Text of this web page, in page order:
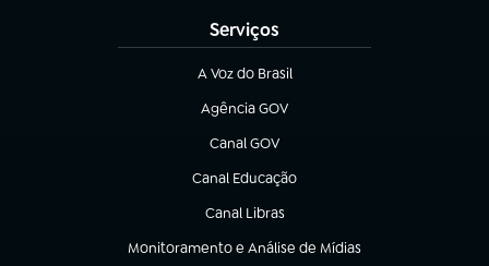
Serviços
A Voz do Brasil
(abre em nova aba)
Agência GOV
(abre em nova aba)
Canal GOV
(abre em nova aba)
Canal Educação
(abre em nova aba)
Canal Libras
(abre em nova aba)
Monitoramento e Análise de Mídias
(abre em nova aba)